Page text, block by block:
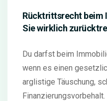
Rücktrittsrecht beim
Sie wirklich
Du darfst beim
wenn es einen
arglistige Täuschung,